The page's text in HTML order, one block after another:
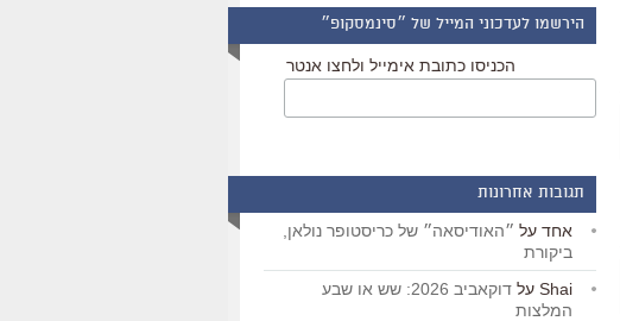
הירשמו לעדכוני המייל של ״סינמסקופ״
הכניסו כתובת אימייל ולחצו אנטר
תגובות אחרונות
אחד על ״האודיסאה״ של כריסטופר נולאן,
ביקורת
Shai על
דוקאביב 2026: שש או שבע
המלצות